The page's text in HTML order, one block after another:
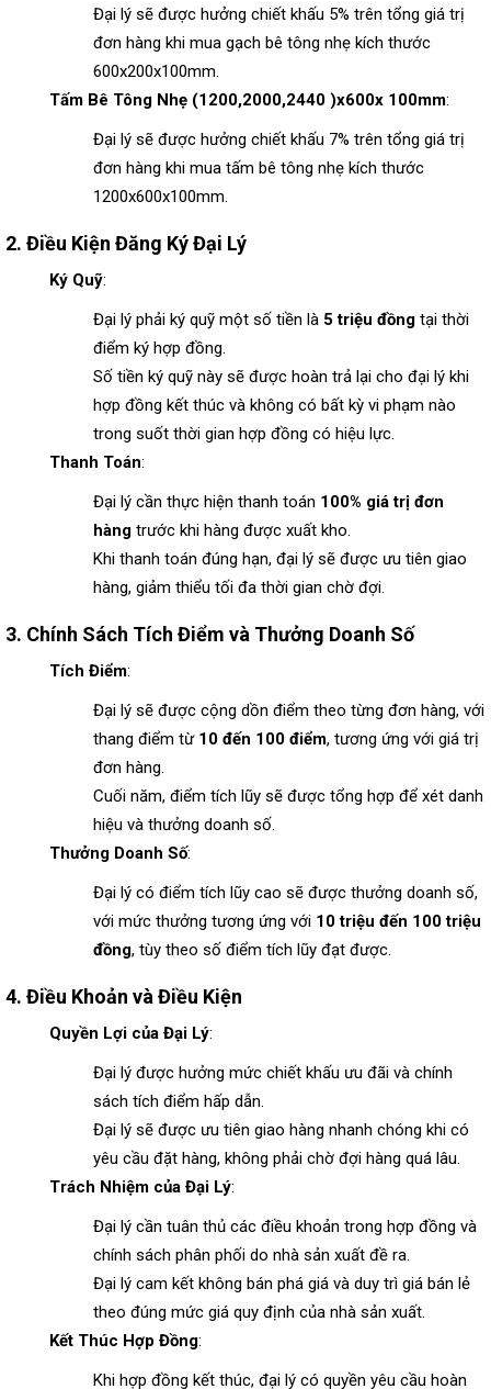
Đại lý sẽ được hưởng chiết khấu 5% trên tổng giá trị
đơn hàng khi mua gạch bê tông nhẹ kích thước
600x200x100mm.
Tấm Bê Tông Nhẹ (1200,2000,2440 )x600x 100mm:
Đại lý sẽ được hưởng chiết khấu 7% trên tổng giá trị
đơn hàng khi mua tấm bê tông nhẹ kích thước
1200x600x100mm.
2. Điều Kiện Đăng Ký Đại Lý
Ký Quỹ:
Đại lý phải ký quỹ một số tiền là 5 triệu đồng tại thời
điểm ký hợp đồng.
Số tiền ký quỹ này sẽ được hoàn trả lại cho đại lý khi
hợp đồng kết thúc và không có bất kỳ vi phạm nào
trong suốt thời gian hợp đồng có hiệu lực.
Thanh Toán:
Đại lý cần thực hiện thanh toán 100% giá trị đơn
hàng trước khi hàng được xuất kho.
Khi thanh toán đúng hạn, đại lý sẽ được ưu tiên giao
hàng, giảm thiểu tối đa thời gian chờ đợi.
3. Chính Sách Tích Điểm và Thưởng Doanh Số
Tích Điểm:
Đại lý sẽ được cộng dồn điểm theo từng đơn hàng, với
thang điểm từ 10 đến 100 điểm, tương ứng với giá trị
đơn hàng.
Cuối năm, điểm tích lũy sẽ được tổng hợp để xét danh
hiệu và thưởng doanh số.
Thưởng Doanh Số:
Đại lý có điểm tích lũy cao sẽ được thưởng doanh số,
với mức thưởng tương ứng với 10 triệu đến 100 triệu
đồng, tùy theo số điểm tích lũy đạt được.
4. Điều Khoản và Điều Kiện
Quyền Lợi của Đại Lý:
Đại lý được hưởng mức chiết khấu ưu đãi và chính
sách tích điểm hấp dẫn.
Đại lý sẽ được ưu tiên giao hàng nhanh chóng khi có
yêu cầu đặt hàng, không phải chờ đợi hàng quá lâu.
Trách Nhiệm của Đại Lý:
Đại lý cần tuân thủ các điều khoản trong hợp đồng và
chính sách phân phối do nhà sản xuất đề ra.
Đại lý cam kết không bán phá giá và duy trì giá bán lẻ
theo đúng mức giá quy định của nhà sản xuất.
Kết Thúc Hợp Đồng:
Khi hợp đồng kết thúc, đại lý có quyền yêu cầu hoàn